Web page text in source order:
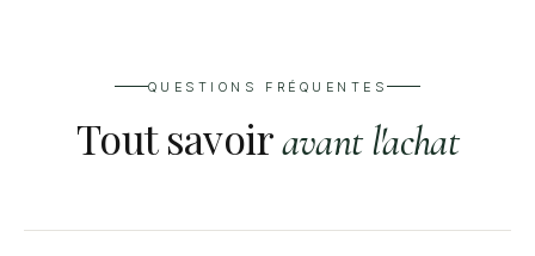
QUESTIONS FRÉQUENTES
Tout savoiravant l'achat